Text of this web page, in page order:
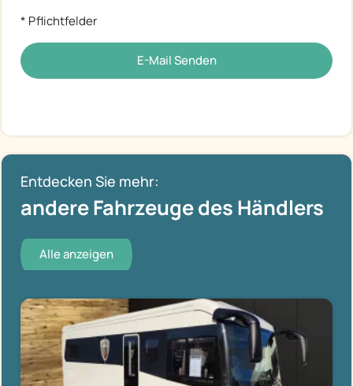
* Pflichtfelder
E-Mail Senden
Entdecken Sie mehr:
andere Fahrzeuge des Händlers
Alle anzeigen